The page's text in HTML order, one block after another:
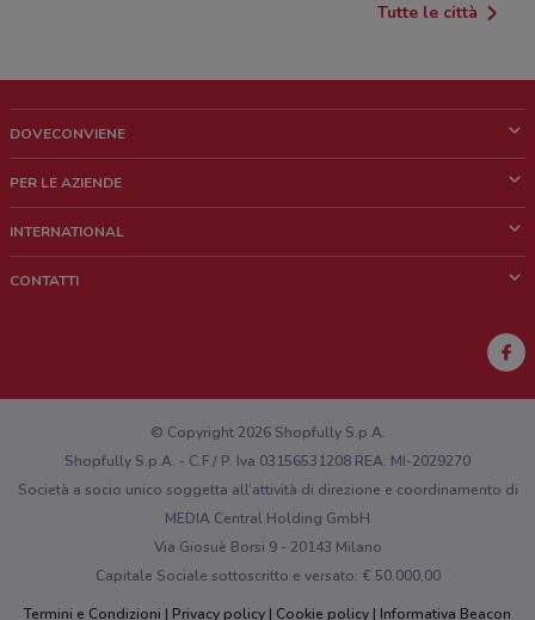
Tutte le città
DOVECONVIENE
Chi siamo
Lavora con noi
PER LE AZIENDE
Richieste commerciali e marketing
INTERNATIONAL
CONTATTI
Hai un malfunzionamento sul web o sull'app?
© Copyright 2026 Shopfully S.p.A.
Shopfully S.p.A. - C.F / P. Iva 03156531208 REA: MI-2029270
Società a socio unico soggetta all’attività di direzione e coordinamento di
MEDIA Central Holding GmbH
Via Giosuè Borsi 9 - 20143 Milano
Capitale Sociale sottoscritto e versato: € 50.000,00
Termini e Condizioni
Privacy policy Cookie policy Informativa Beacon